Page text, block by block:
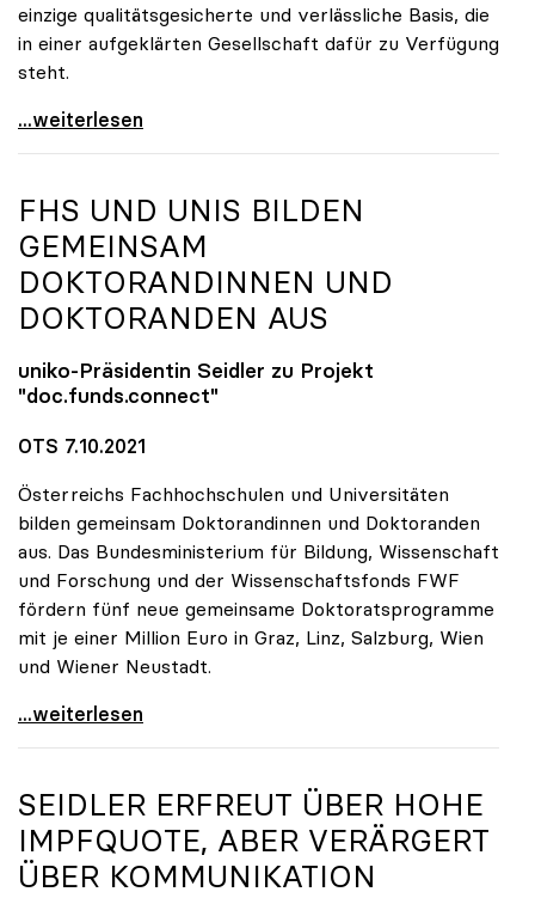
einzige qualitätsgesicherte und verlässliche Basis, die
in einer aufgeklärten Gesellschaft dafür zu Verfügung
steht.
uniko stellt sich hinter Forscher:innen
...weiterlesen
FHS UND UNIS BILDEN
GEMEINSAM
DOKTORANDINNEN UND
DOKTORANDEN AUS
uniko-Präsidentin Seidler zu Projekt
"doc.funds.connect"
OTS 7.10.2021
Österreichs Fachhochschulen und Universitäten
bilden gemeinsam Doktorandinnen und Doktoranden
aus. Das Bundesministerium für Bildung, Wissenschaft
und Forschung und der Wissenschaftsfonds FWF
fördern fünf neue gemeinsame Doktoratsprogramme
mit je einer Million Euro in Graz, Linz, Salzburg, Wien
und Wiener Neustadt.
FHs und Unis bilden gemeinsam Doktorandinnen und
...weiterlesen
SEIDLER ERFREUT ÜBER HOHE
IMPFQUOTE, ABER VERÄRGERT
ÜBER KOMMUNIKATION